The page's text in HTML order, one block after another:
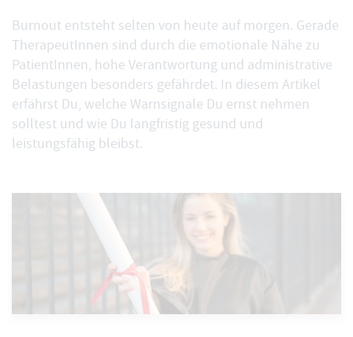
Burnout entsteht selten von heute auf morgen. Gerade
TherapeutInnen sind durch die emotionale Nähe zu
PatientInnen, hohe Verantwortung und administrative
Belastungen besonders gefährdet. In diesem Artikel
erfährst Du, welche Warnsignale Du ernst nehmen
solltest und wie Du langfristig gesund und
leistungsfähig bleibst.